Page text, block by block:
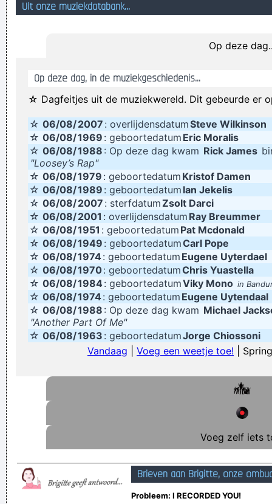
Ik zat er meters vanaf, en in een andere kamer, maar ik
03-05 22.56
door mijn strot stampen
Over the next ninety minutes, I'd like to show you that all of
your problems can be solved by my penis
Kok verschranst zich in restaurant: vals alarm
Mijn Ikea kastje staat niet echt stabiel, ik begreep dan ook
geen snars van de handleiding
I am the god of Bruges
de sloot uit de koeien halen
Julian McMahon´ s duistere verleden zorgde voor verdriet en
schaamte bij familie, vrienden, buren en allerlei
restauranthouders
Namens het Nationaal Gaming Board ik hierbij melden dat
uwe-mail is getrokken winnaar van het programma gehouden
op 10/04/2010.
Verknoei je tijd op een nuttige manier!
Geej se lèllike voel hod!
Uit onze muziekdatabank...
Op deze
Op deze dag, in de muziekgeschiedenis...
☆ Dagfeitjes uit de muziekwereld. Dit gebeurde er
☆ 06/08/2007 : overlijdensdatumSteve Wilkinson
☆ 06/08/1969 : geboortedatum Eric Moralis
☆ 06/08/1988 : Op deze dag kwam Rick James
"Loosey’s Rap"
☆ 06/08/1979 : geboortedatum Kristof Damen
☆ 06/08/1989 : geboortedatum Ian Jekelis
☆ 06/08/2007 : sterfdatumZsolt Darci
☆ 06/08/2001 : overlijdensdatum Ray Breummer
☆ 06/08/1951 : geboortedatum Pat Mcdonald
☆ 06/08/1949 : geboortedatumCarl Pope
☆ 06/08/1974: geboortedatum Eugene Uyterdael
☆ 06/08/1970: geboortedatumChris Yuastella
☆ 06/08/1984: geboortedatumViky Mono in
☆ 06/08/1974 : geboortedatum Eugene Uytendaal
☆ 06/08/1988 : Op deze dag kwam Michael
"Another Part Of Me"
☆ 06/08/1963 : geboortedatumJorge Chiossoni
Vandaag
Voeg een weetje toe! |
Voeg zelf iets
Brieven aan Brigitte, onze
Probleem: I RECORDED YOU!